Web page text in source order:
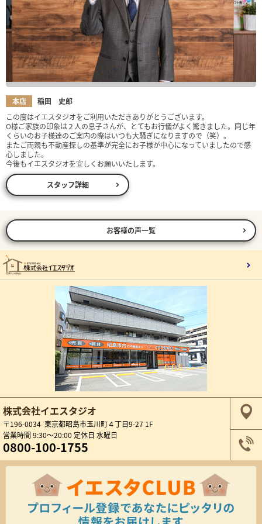
本店
稲田 史郎
この度はイエスタジオをご利用いただきありがとうございます。
O様ご家族の印象は２人の息子さんが、とてもお行儀がよく驚きました。同じ年
くらいのお子様達のご案内の際はいつも大騒ぎになりますので（笑）。
またご両親も不動産探しの基準が完全にお子様が中心になっていましたので感
心しました。
今後もイエスタジオを宜しくお願いいたします。
スタッフ詳細
お客様の声一覧
株式会社イエスタジオ
〒196-0034 東京都昭島市玉川町４丁目9-27 1F
営業時間 9:30～20:00 定休日 水曜日
0800-100-1755